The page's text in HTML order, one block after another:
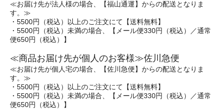
≪お届け先が法人様の場合、【福山通運】からの配送となりま
す。≫
・5500円（税込）以上のご注文にて【送料無料】
・5500円（税込）未満の場合、【メール便330円（税込）／通常
便650円（税込）】
≪商品お届け先が個人のお客様≫佐川急便
≪お届け先が個人宅の場合、【佐川急便】からの配送となりま
す。≫
・5500円（税込）以上のご注文にて【送料無料】
・5500円（税込）未満の場合、【メール便330円（税込）／通常
便650円（税込）】